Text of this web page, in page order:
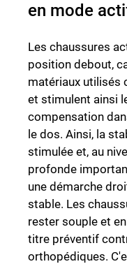
en mode
Les chaussures
position debout,
matériaux utilisés
et stimulent ainsi
compensation
le dos. Ainsi, la
stimulée et, au
profonde
une démarche
stable. Les
rester souple et
titre préventif
orthopédiques.